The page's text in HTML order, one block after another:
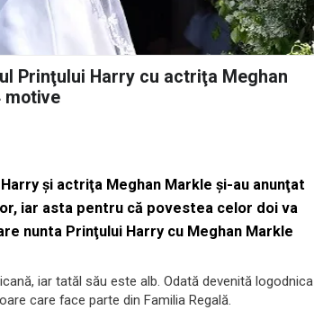
Prinţului Harry cu actriţa Meghan
motive
şi actriţa Meghan Markle şi-au anunţat
iar asta pentru că povestea celor doi va
nunta Prinţului Harry cu Meghan Markle
iar tatăl său este alb. Odată devenită logodnica
care face parte din Familia Regală.